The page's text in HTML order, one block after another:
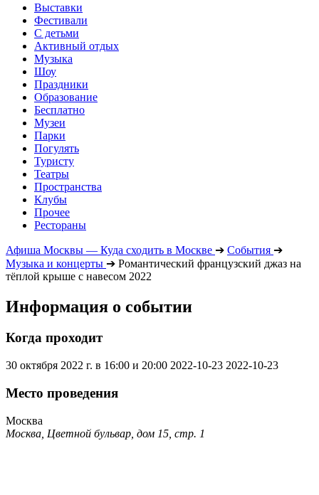
Выставки
Фестивали
С детьми
Активный отдых
Музыка
Шоу
Праздники
Образование
Бесплатно
Музеи
Парки
Погулять
Туристу
Театры
Пространства
Клубы
Прочее
Рестораны
Афиша Москвы — Куда сходить в Москве ➔ События ➔
Музыка и концерты ➔ Романтический французский джаз на
тёплой крыше с навесом 2022
Информация о событии
Когда проходит
30 октября 2022 г. в 16:00 и 20:00 2022-10-23 2022-10-23
Место проведения
Москва
Москва, Цветной бульвар, дом 15, стр. 1